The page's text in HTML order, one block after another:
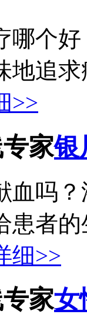
哪个
地追
>>
家银
血吗
患者
细>>
家女